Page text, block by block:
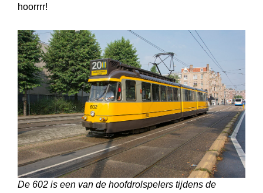
hoorrrr!
De 602 is een van de hoofdrolspelers tijdens de